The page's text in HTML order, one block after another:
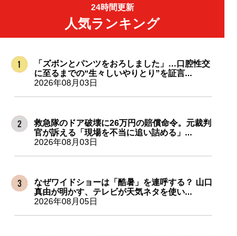
24時間更新
人気ランキング
「ズボンとパンツをおろしました」…口腔性交
に至るまでの“生々しいやりとり”を証言...
2026年08月03日
救急隊のドア破壊に26万円の賠償命令。元裁判
官が訴える「現場を不当に追い詰める」...
2026年08月03日
なぜワイドショーは「酷暑」を連呼する？ 山口
真由が明かす、テレビが天気ネタを使い...
2026年08月05日